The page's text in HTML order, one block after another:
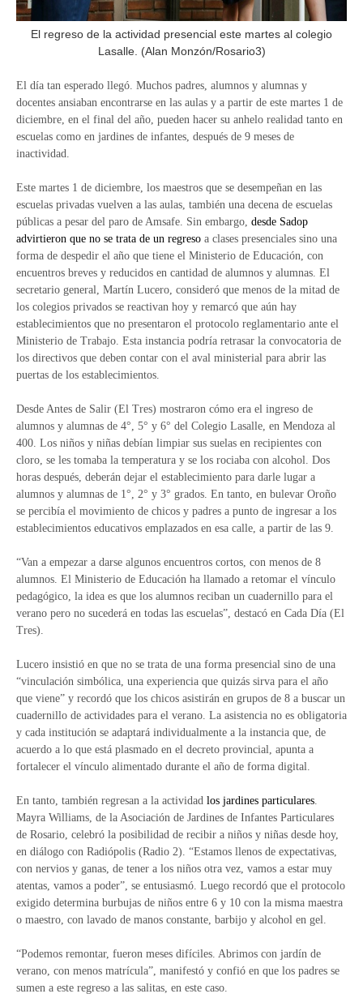
El regreso de la actividad presencial este martes al colegio
Lasalle. (Alan Monzón/Rosario3)
El día tan esperado llegó. Muchos padres, alumnos y alumnas y
docentes ansiaban encontrarse en las aulas y a partir de este martes 1 de
diciembre, en el final del año, pueden hacer su anhelo realidad tanto en
escuelas como en jardines de infantes, después de 9 meses de
inactividad.
Este martes 1 de diciembre, los maestros que se desempeñan en las
escuelas privadas vuelven a las aulas, también una decena de escuelas
públicas a pesar del paro de Amsafe. Sin embargo, desde Sadop
advirtieron que no se trata de un regreso a clases presenciales sino una
forma de despedir el año que tiene el Ministerio de Educación, con
encuentros breves y reducidos en cantidad de alumnos y alumnas. El
secretario general, Martín Lucero, consideró que menos de la mitad de
los colegios privados se reactivan hoy y remarcó que aún hay
establecimientos que no presentaron el protocolo reglamentario ante el
Ministerio de Trabajo. Esta instancia podría retrasar la convocatoria de
los directivos que deben contar con el aval ministerial para abrir las
puertas de los establecimientos.
Desde Antes de Salir (El Tres) mostraron cómo era el ingreso de
alumnos y alumnas de 4°, 5° y 6° del Colegio Lasalle, en Mendoza al
400. Los niños y niñas debían limpiar sus suelas en recipientes con
cloro, se les tomaba la temperatura y se los rociaba con alcohol. Dos
horas después, deberán dejar el establecimiento para darle lugar a
alumnos y alumnas de 1°, 2° y 3° grados. En tanto, en bulevar Oroño
se percibía el movimiento de chicos y padres a punto de ingresar a los
establecimientos educativos emplazados en esa calle, a partir de las 9.
“Van a empezar a darse algunos encuentros cortos, con menos de 8
alumnos. El Ministerio de Educación ha llamado a retomar el vínculo
pedagógico, la idea es que los alumnos reciban un cuadernillo para el
verano pero no sucederá en todas las escuelas”, destacó en Cada Día (El
Tres).
Lucero insistió en que no se trata de una forma presencial sino de una
“vinculación simbólica, una experiencia que quizás sirva para el año
que viene” y recordó que los chicos asistirán en grupos de 8 a buscar un
cuadernillo de actividades para el verano. La asistencia no es obligatoria
y cada institución se adaptará individualmente a la instancia que, de
acuerdo a lo que está plasmado en el decreto provincial, apunta a
fortalecer el vínculo alimentado durante el año de forma digital.
En tanto, también regresan a la actividad los jardines particulares.
Mayra Williams, de la Asociación de Jardines de Infantes Particulares
de Rosario, celebró la posibilidad de recibir a niños y niñas desde hoy,
en diálogo con Radiópolis (Radio 2). “Estamos llenos de expectativas,
con nervios y ganas, de tener a los niños otra vez, vamos a estar muy
atentas, vamos a poder”, se entusiasmó. Luego recordó que el protocolo
exigido determina burbujas de niños entre 6 y 10 con la misma maestra
o maestro, con lavado de manos constante, barbijo y alcohol en gel.
“Podemos remontar, fueron meses difíciles. Abrimos con jardín de
verano, con menos matrícula”, manifestó y confió en que los padres se
sumen a este regreso a las salitas, en este caso.